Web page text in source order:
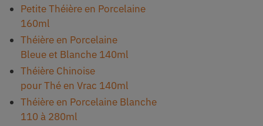
Petite Théière en Porcelaine
160ml
Théière en Porcelaine
Bleue et Blanche 140ml
Théière Chinoise
pour Thé en Vrac 140ml
Théière en Porcelaine Blanche
110 à 280ml